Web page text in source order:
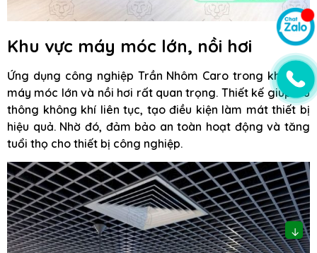
Khu vực máy móc lớn, nồi hơi
Ứng dụng công nghiệp Trần Nhôm Caro trong khu vực
máy móc lớn và nồi hơi rất quan trọng. Thiết kế giúp lưu
thông không khí liên tục, tạo điều kiện làm mát thiết bị
hiệu quả. Nhờ đó, đảm bảo an toàn hoạt động và tăng
tuổi thọ cho thiết bị công nghiệp.
↓